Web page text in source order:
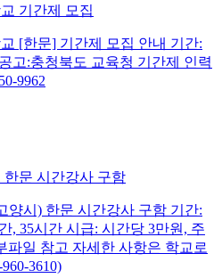
기간제 모집
[한문] 기간제 모집 안내 기간:
공고:충청북도 교육청 기간제 인력
9962
문 시간강사 구함
양시) 한문 시간강사 구함 기간:
, 35시간 시급: 시간당 3만원, 주
파일 참고 자세한 사항은 학교로
3610)